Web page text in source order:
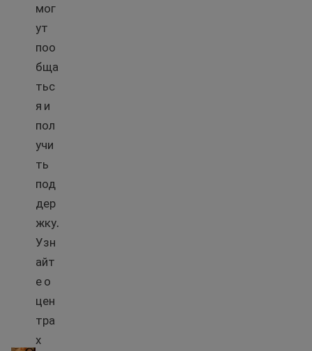
Как найти центр для пожилых людей и другая
мог
ут
поо
бща
тьс
я и
пол
учи
ть
под
дер
жку.
Узн
айт
е о
цен
тра
х